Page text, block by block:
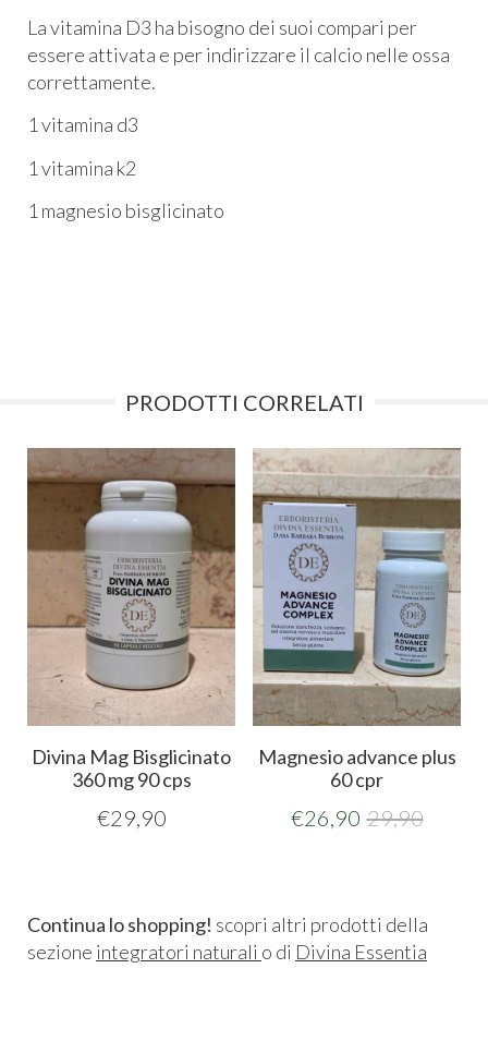
La vitamina D3 ha bisogno dei suoi compari per
essere attivata e per indirizzare il calcio nelle ossa
correttamente.
1 vitamina d3
1 vitamina k2
1 magnesio bisglicinato
PRODOTTI CORRELATI
Divina Mag Bisglicinato
360 mg 90 cps
€29,90
Magnesio advance plus
60 cpr
€26,90 29,90
Continua lo shopping! scopri altri prodotti della
sezione integratori naturali o di Divina Essentia